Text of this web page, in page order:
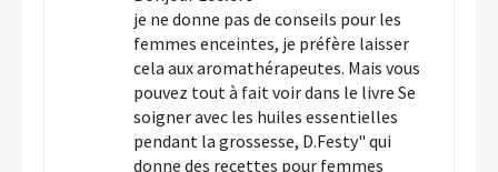
je ne donne pas de conseils pour les
femmes enceintes, je préfère laisser
cela aux aromathérapeutes. Mais vous
pouvez tout à fait voir dans le livre Se
soigner avec les huiles essentielles
pendant la grossesse, D.Festy" qui
donne des recettes pour femmes